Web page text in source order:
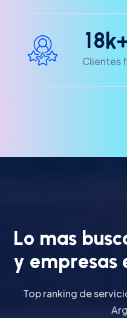
18
Clientes
Lo mas busc
y empresas
Top ranking de